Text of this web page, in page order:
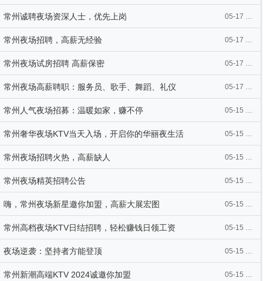
常州诚聘夜场资深人士，优先上岗 05-17 12:30
常州夜场招聘，高薪无经验 05-17 12:30
常州夜场试房招聘 高薪保密 05-17 12:29
常州夜场高薪聘职：服务员、歌手、舞蹈、礼仪 05-17 12:29
常州人气夜场招募：温暖如家，赚不停 05-15 10:43
常州奢华夜场KTV当天入场，开启你的华丽夜生活 05-15 10:42
常州夜场招聘火热，高薪缺人 05-15 10:42
常州夜场精英招聘公告 05-15 10:42
嗨，常州夜场新星邀你加盟，高薪大展宏图 05-15 10:42
常州高档夜场KTV日结招聘，轻松赚钱日领工资 05-15 10:41
夜场逆袭：坚持者方能登顶 05-15 10:41
常州新潮高端KTV 2024诚邀你加盟 05-15 10:41